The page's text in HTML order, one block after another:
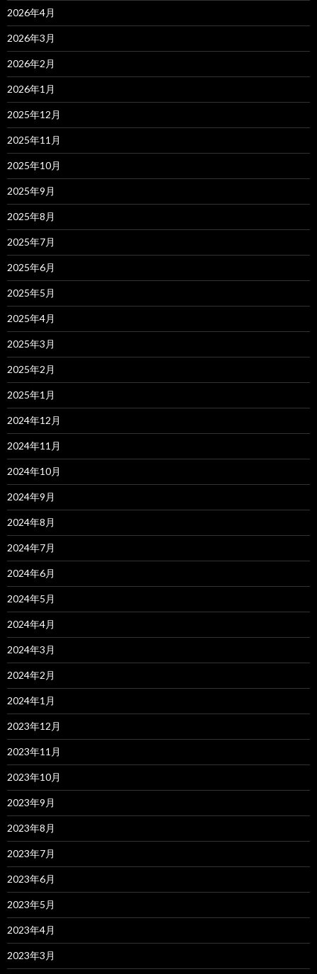
2026年4月
2026年3月
2026年2月
2026年1月
2025年12月
2025年11月
2025年10月
2025年9月
2025年8月
2025年7月
2025年6月
2025年5月
2025年4月
2025年3月
2025年2月
2025年1月
2024年12月
2024年11月
2024年10月
2024年9月
2024年8月
2024年7月
2024年6月
2024年5月
2024年4月
2024年3月
2024年2月
2024年1月
2023年12月
2023年11月
2023年10月
2023年9月
2023年8月
2023年7月
2023年6月
2023年5月
2023年4月
2023年3月